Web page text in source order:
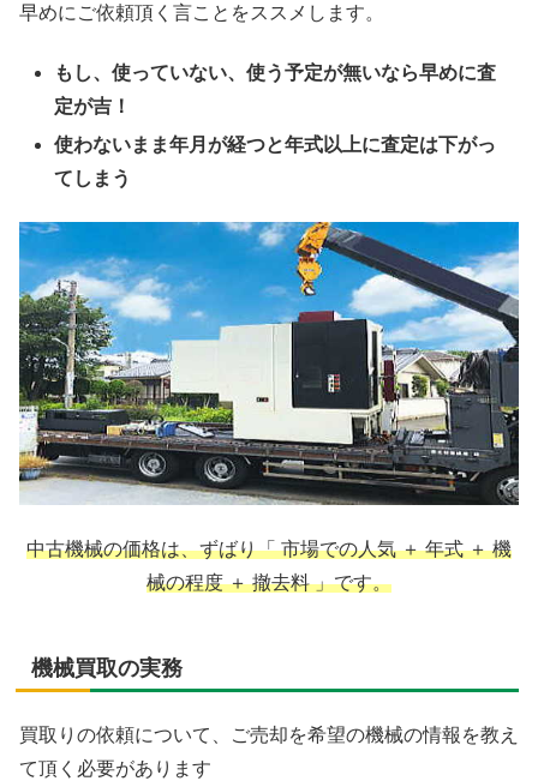
早めにご依頼頂く言ことをススメします。
もし、使っていない、使う予定が無いなら早めに査
定が吉！
使わないまま年月が経つと年式以上に査定は下がっ
てしまう
中古機械の価格は、ずばり「 市場での人気 ＋ 年式 ＋ 機
械の程度 ＋ 撤去料 」です。
機械買取の実務
買取りの依頼について、ご売却を希望の機械の情報を教え
て頂く必要があります